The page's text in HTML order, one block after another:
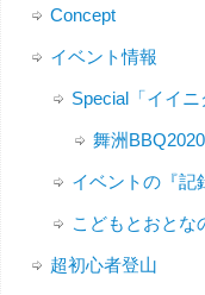
Concept
イベント情報
Special「イイニ
舞洲BBQ2020
イベントの『記
こどもとおとな
超初心者登山